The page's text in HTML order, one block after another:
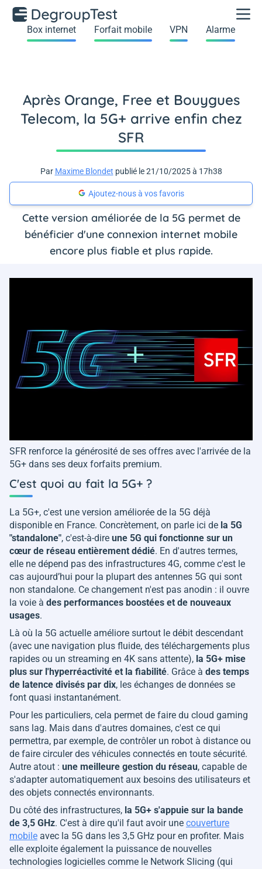
Box internet Forfait mobile VPN Alarme
Après Orange, Free et Bouygues
Telecom, la 5G+ arrive enfin chez
SFR
Par Maxime Blondet publié le 21/10/2025 à 17h38
Ajoutez-nous à vos favoris
Cette version améliorée de la 5G permet de
bénéficier d'une connexion internet mobile
encore plus fiable et plus rapide.
SFR renforce la générosité de ses offres avec l'arrivée de la
5G+ dans ses deux forfaits premium.
C'est quoi au fait la 5G+ ?
La 5G+, c'est une version améliorée de la 5G déjà
disponible en France. Concrètement, on parle ici de la 5G
"standalone", c'est-à-dire une 5G qui fonctionne sur un
cœur de réseau entièrement dédié. En d'autres termes,
elle ne dépend pas des infrastructures 4G, comme c'est le
cas aujourd’hui pour la plupart des antennes 5G qui sont
non standalone. Ce changement n'est pas anodin : il ouvre
la voie à des performances boostées et de nouveaux
usages.
Là où la 5G actuelle améliore surtout le débit descendant
(avec une navigation plus fluide, des téléchargements plus
rapides ou un streaming en 4K sans attente), la 5G+ mise
plus sur l'hyperréactivité et la fiabilité. Grâce à des temps
de latence divisés par dix, les échanges de données se
font quasi instantanément.
Pour les particuliers, cela permet de faire du cloud gaming
sans lag. Mais dans d'autres domaines, c'est ce qui
permettra, par exemple, de contrôler un robot à distance ou
de faire circuler des véhicules connectés en toute sécurité.
Autre atout : une meilleure gestion du réseau, capable de
s'adapter automatiquement aux besoins des utilisateurs et
des objets connectés environnants.
Du côté des infrastructures, la 5G+ s'appuie sur la bande
de 3,5 GHz. C'est à dire qu'il faut avoir une couverture
mobile avec la 5G dans les 3,5 GHz pour en profiter. Mais
elle exploite également la puissance de nouvelles
technologies logicielles comme le Network Slicing (qui